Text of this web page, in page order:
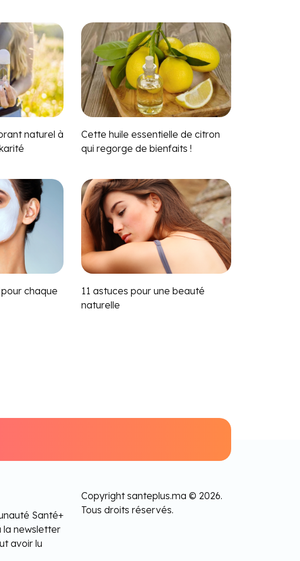
naturel à
Cette huile essentielle de citron
qui regorge de bienfaits !
chaque
11 astuces pour une beauté
naturelle
Santé+
la newsletter
avoir lu
Copyright santeplus.ma © 2026.
Tous droits réservés.